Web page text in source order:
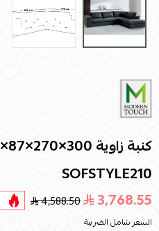
SOFSTYLE210
3,768.55
4,588.50
السعر شامل الضريبة